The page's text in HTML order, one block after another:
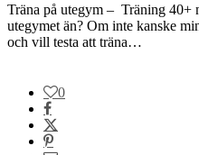
Träna på utegym – Träning 40+
utegymet än? Om inte kanske
och vill testa att träna…
0